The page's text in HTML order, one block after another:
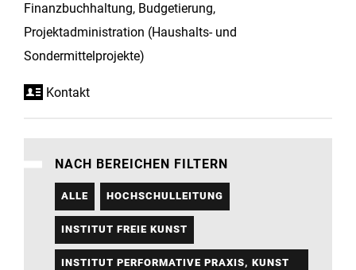
Finanzbuchhaltung, Budgetierung,
Projektadministration (Haushalts- und
Sondermittelprojekte)
Kontakt
NACH BEREICHEN FILTERN
ALLE HOCHSCHULLEITUNG
INSTITUT FREIE KUNST
INSTITUT PERFORMATIVE PRAXIS, KUNST